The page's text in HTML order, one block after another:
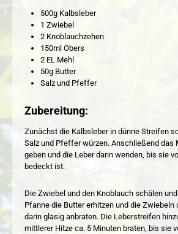
500g Kalbsleber
1 Zwiebel
2 Knoblauchzehen
150ml Obers
2 EL Mehl
50g Butter
Salz und Pfeffer
Zubereitung:
Zunächst die Kalbsleber in dünne Streifen
Salz und Pfeffer würzen. Anschließend das
geben und die Leber darin wenden, bis sie
bedeckt ist.
Die Zwiebel und den Knoblauch schälen
Pfanne die Butter erhitzen und die Zwiebeln
darin glasig anbraten. Die Leberstreifen
mittlerer Hitze ca. 5 Minuten braten, bis sie